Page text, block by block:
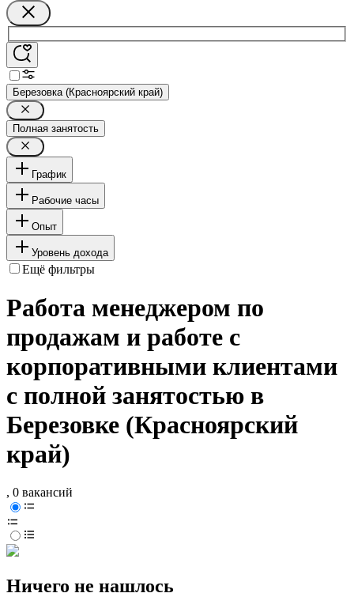
Березовка (Красноярский край)
Полная занятость
График
Рабочие часы
Опыт
Уровень дохода
Ещё фильтры
Работа менеджером по
продажам и работе с
корпоративными клиентами
с полной занятостью в
Березовке (Красноярский
край)
, 0 вакансий
Ничего не нашлось